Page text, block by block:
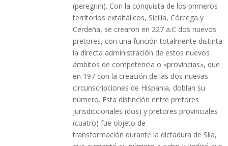
(peregrini). Con la conquista de los primeros
territorios extaitálicos, Sicilia, Córcega y
Cerdeña, se crearon en 227 a.C dos nuevos
pretores, con una función totalmente distinta:
la directa administración de estos nuevos
ámbitos de competencia o «provincias», que
en 197 con la creación de las dos nuevas
circunscripciones de Hispania, doblan su
número. Esta distinción entre pretores
jurisdiccionales (dos) y pretores provinciales
(cuatro) fue objeto de
transformación durante la dictadura de Sila,